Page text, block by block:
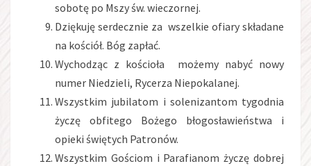
sobotę po Mszy św. wieczornej.
Dziękuję serdecznie za wszelkie ofiary składane
na kościół. Bóg zapłać.
Wychodząc z kościoła możemy nabyć nowy
numer Niedzieli, Rycerza Niepokalanej.
Wszystkim jubilatom i solenizantom tygodnia
życzę obfitego Bożego błogosławieństwa i
opieki świętych Patronów.
Wszystkim Gościom i Parafianom życzę dobrej